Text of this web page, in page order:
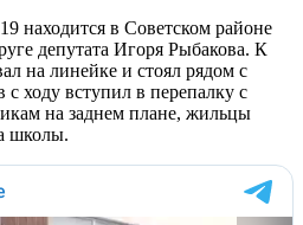
находится в Советском районе
депутата Игоря Рыбакова. К
на линейке и стоял рядом с
ходу вступил в перепалку с
на заднем плане, жильцы
школы.